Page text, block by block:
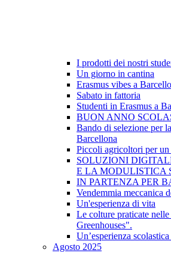
I prodotti dei nostri
Un giorno in cantina
Erasmus vibes a
Sabato in fattoria
Studenti in Erasmus a
BUON ANNO
Bando di selezione per
Barcellona
Piccoli agricoltori per
SOLUZIONI
E LA MODULISTICA
IN PARTENZA PER
Vendemmia meccanica
Un'esperienza di vita
Le colture praticate
Greenhouses".
Un’esperienza
Agosto 2025